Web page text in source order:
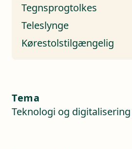
Tegnsprogtolkes
Teleslynge
Kørestolstilgængelig
Tema
Teknologi og digitalisering